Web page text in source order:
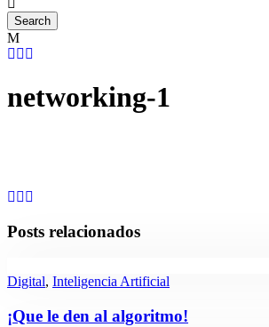
networking-1
Posts relacionados
Digital, Inteligencia Artificial
¡Que le den al algoritmo!